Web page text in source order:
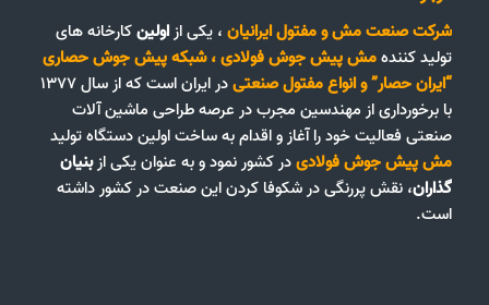
شرکت صنعت مش و مفتول ایرانیان، یکی ازاولینکارخانه های
تولید کنندهمش پیش جوش فولادی،شبکه پیش جوش حصاری
“ایران حصار”وانواع مفتول صنعتی
در ایران است که از سال ۱۳۷۷
با برخورداری از مهندسین مجرب در عرصه طراحی ماشین آلات
صنعتی فعالیت خود را آغاز و اقدام به ساخت اولین دستگاه تولید
مش پیش جوش فولادیدر کشور نمود و به عنوان یکی ازبنیان
گذاران، نقش پررنگی در شکوفا کردن این صنعت در کشور داشته
است.